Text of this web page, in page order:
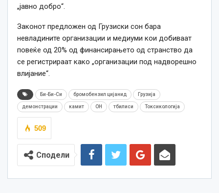
„јавно добро“.
Законот предложен од Грузиски сон бара
невладините организации и медиуми кои добиваат
повеќе од 20% од финансирањето од странство да
се регистрираат како „организации под надворешно
влијание“.
Би-Би-Си бромобензил цијанид Грузија
демонстрации камит ОН тбилиси Токсикологија
509
Сподели